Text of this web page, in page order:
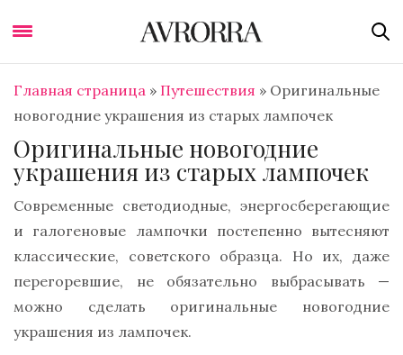
Главная страница » Путешествия » Оригинальные
новогодние украшения из старых лампочек
Оригинальные новогодние
украшения из старых лампочек
Современные светодиодные, энергосберегающие
и галогеновые лампочки постепенно вытесняют
классические, советского образца. Но их, даже
перегоревшие, не обязательно выбрасывать —
можно сделать оригинальные новогодние
украшения из лампочек.